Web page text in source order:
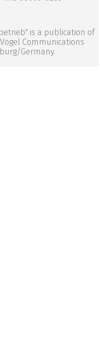
is a publication of
Communications
Germany.